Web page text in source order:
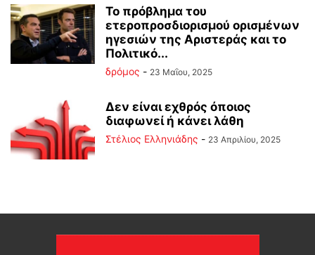
Το πρόβλημα του
ετεροπροσδιορισμού ορισμένων
ηγεσιών της Αριστεράς και το
Πολιτικό...
δρόμος - 23 Μαΐου, 2025
Δεν είναι εχθρός όποιος
διαφωνεί ή κάνει λάθη
Στέλιος Ελληνιάδης - 23 Απριλίου, 2025